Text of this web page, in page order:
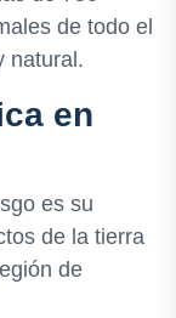
de todo el
natural.
en
es su
de la tierra
de